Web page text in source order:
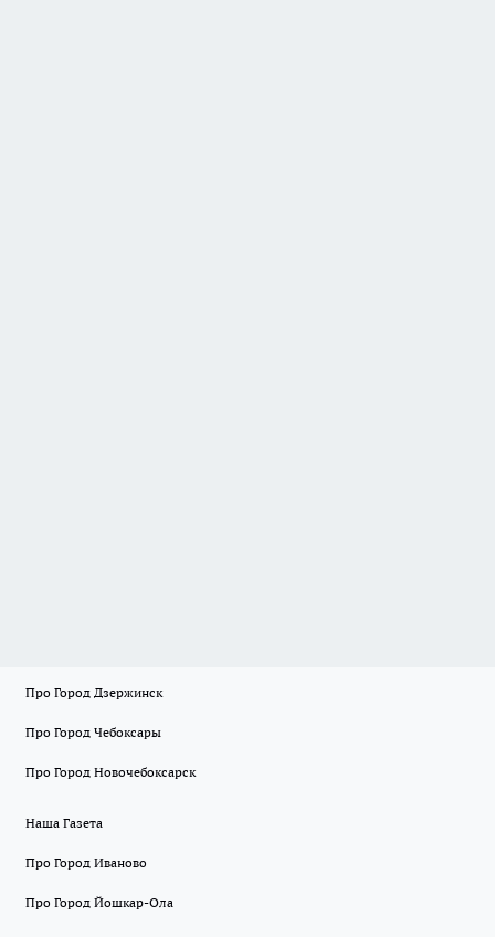
Про Город Дзержинск
Про Город Чебоксары
Про Город Новочебоксарск
Наша Газета
Про Город Иваново
Про Город Йошкар-Ола